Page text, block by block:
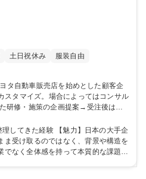
土日祝休み 服装自由
研修・施策の企画提案→受注後は詳
募集職種 【コンサ
力】日本の大手企
受け取るのではなく、背景や構造を
なく全体感を持って本質的な課題解